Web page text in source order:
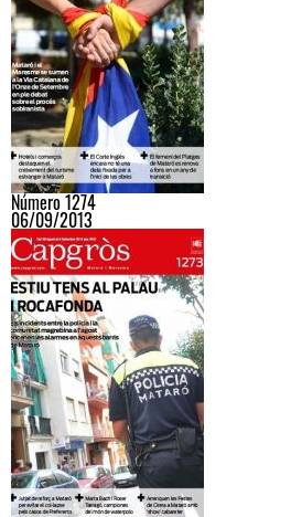
Número 1274
06/09/2013